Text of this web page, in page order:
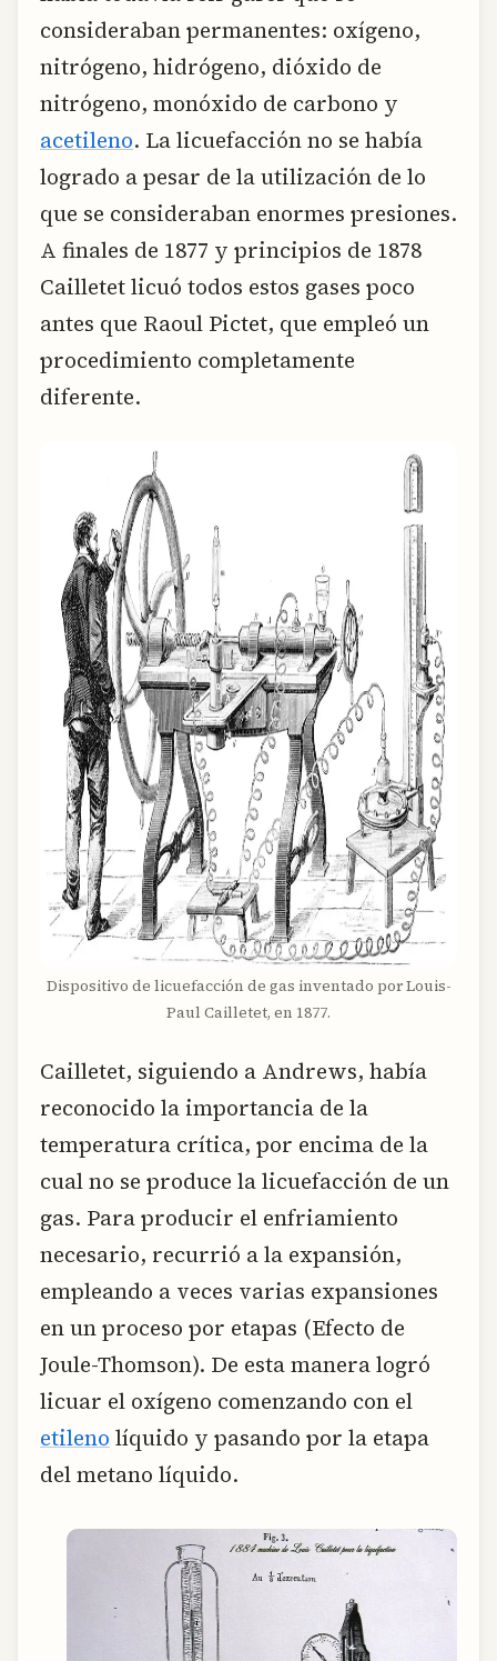
consideraban permanentes: oxígeno,
nitrógeno, hidrógeno, dióxido de
nitrógeno, monóxido de carbono y
acetileno. La licuefacción no se había
logrado a pesar de la utilización de lo
que se consideraban enormes presiones.
A finales de 1877 y principios de 1878
Cailletet licuó todos estos gases poco
antes que Raoul Pictet, que empleó un
procedimiento completamente
diferente.
Dispositivo de licuefacción de gas inventado por Louis-
Paul Cailletet, en 1877.
Cailletet, siguiendo a Andrews, había
reconocido la importancia de la
temperatura crítica, por encima de la
cual no se produce la licuefacción de un
gas. Para producir el enfriamiento
necesario, recurrió a la expansión,
empleando a veces varias expansiones
en un proceso por etapas (Efecto de
Joule-Thomson). De esta manera logró
licuar el oxígeno comenzando con el
etileno líquido y pasando por la etapa
del metano líquido.